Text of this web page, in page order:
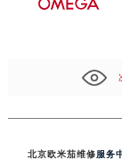
北京欧米茄维修服务